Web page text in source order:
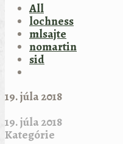
All
lochness
mlsajte
nomartin
sid
19. júla 2018
19. júla 2018
Kategórie